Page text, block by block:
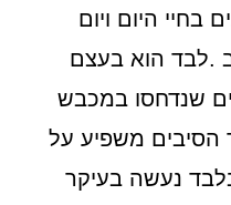
בחיי היום ויום
.לבד הוא בעצם
שנדחסו במכבש
הסיבים משפיע על
נעשה בעיקר